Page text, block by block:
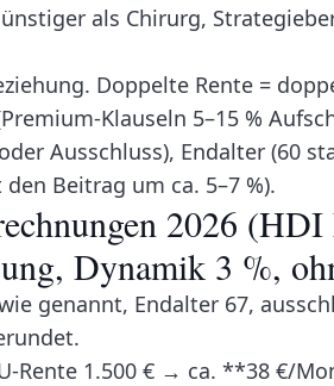
als Chirurg,
Doppelte Rente =
Klauseln 5–15 %
Ausschluss), Endalter (60
Beitrag um ca. 5–7 %).
2026
Dynamik 3 %,
genannt, Endalter 67,
Rente 1.500 € → ca. **38 €/